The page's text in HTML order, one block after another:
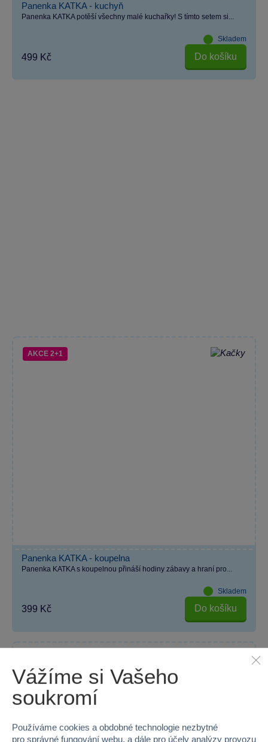
Panenka KATKA - kuchyň
Panenka KATKA potěší všechny malé kuchařky! S tímto setem si...
Skladem
499 Kč Do košíku
AKCE 2+1
Panenka KATKA - koupelna
Panenka KATKA s koupelnou přináší hodiny zábavy a hraní pro...
Skladem
399 Kč Do košíku
Vážíme si Vašeho
soukromí
Používáme cookies a obdobné technologie nezbytné
pro správné fungování webu, a dále pro účely analýzy provozu